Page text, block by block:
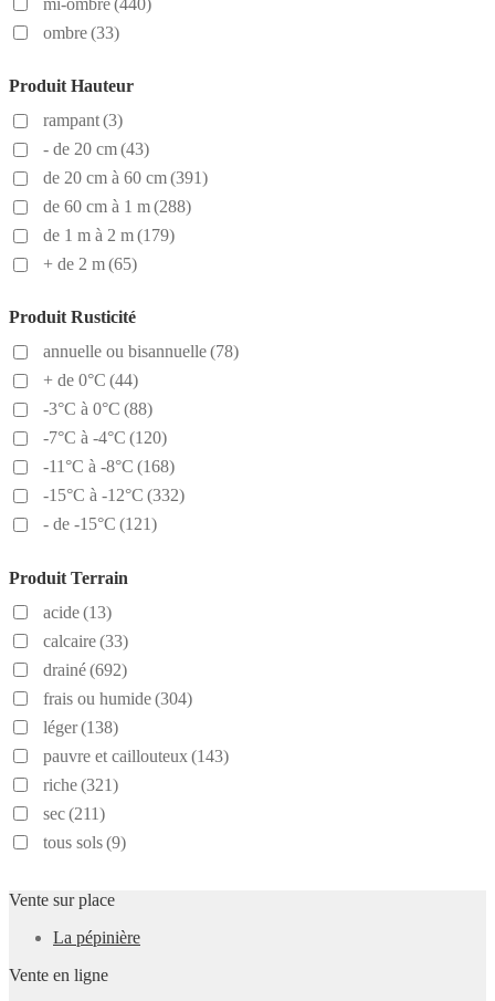
ombre(33)
Produit Hauteur
rampant(3)
- de 20 cm(43)
de 20 cm à 60 cm(391)
de 60 cm à 1 m(288)
de 1 m à 2 m(179)
+ de 2 m(65)
Produit Rusticité
annuelle ou bisannuelle(78)
+ de 0°C (44)
-3°C à 0°C (88)
-7°C à -4°C (120)
-11°C à -8°C (168)
-15°C à -12°C (332)
- de -15°C (121)
Produit Terrain
acide(13)
calcaire(33)
drainé(692)
frais ou humide(304)
léger(138)
pauvre et caillouteux(143)
riche(321)
sec(211)
tous sols(9)
Vente sur place
La pépinière
Vente en ligne